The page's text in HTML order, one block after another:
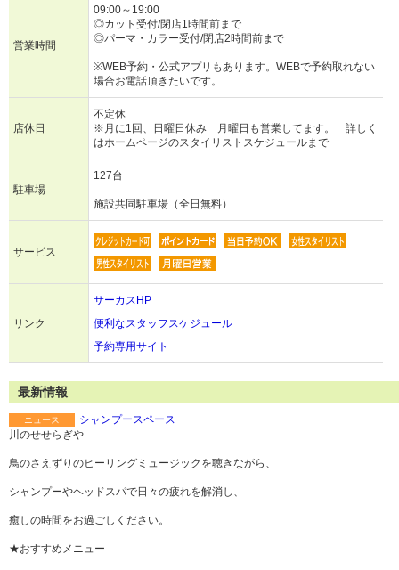
営業時間
09:00～19:00
◎カット受付/閉店1時間前まで
◎パーマ・カラー受付/閉店2時間前まで
※WEB予約・公式アプリもあります。WEBで予約取れない
場合お電話頂きたいです。
店休日
不定休
※月に1回、日曜日休み 月曜日も営業してます。 詳しく
はホームページのスタイリストスケジュールまで
駐車場
127台
施設共同駐車場（全日無料）
サービス
リンク
サーカスHP
便利なスタッフスケジュール
予約専用サイト
最新情報
ニュース
シャンプースペース
川のせせらぎや
鳥のさえずりのヒーリングミュージックを聴きながら、
シャンプーやヘッドスパで日々の疲れを解消し、
癒しの時間をお過ごしください。
★おすすめメニュー